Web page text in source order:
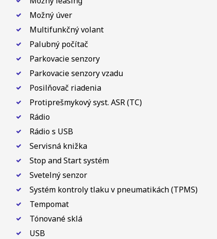
Možný úver
Multifunkčný volant
Palubný počítač
Parkovacie senzory
Parkovacie senzory vzadu
Posilňovač riadenia
Protiprešmykový syst. ASR (TC)
Rádio
Rádio s USB
Servisná knižka
Stop and Start systém
Svetelný senzor
Systém kontroly tlaku v pneumatikách (TPMS)
Tempomat
Tónované sklá
USB